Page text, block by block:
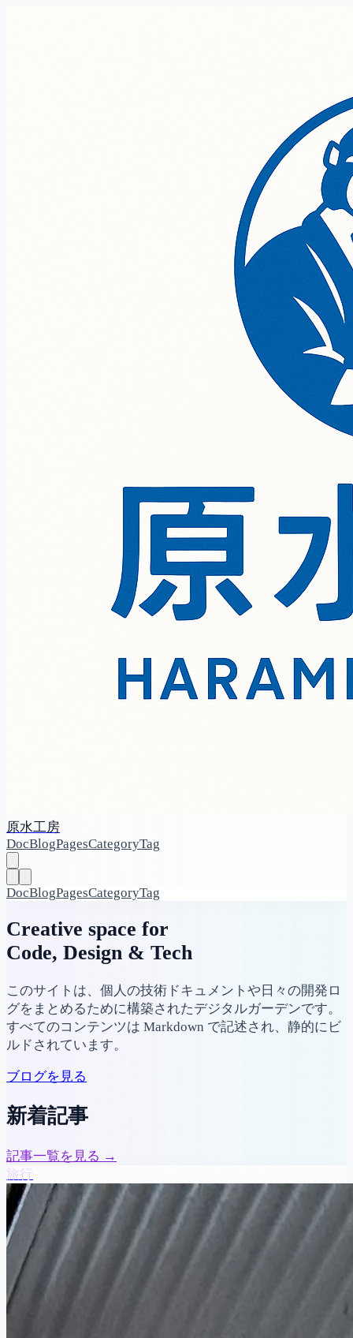
原水工房
DocBlogPagesCategoryTag
DocBlogPagesCategoryTag
Creative space for
Code, Design & Tech
このサイトは、個人の技術ドキュメントや日々の開発ロ
グをまとめるために構築されたデジタルガーデンです。
すべてのコンテンツは Markdown で記述され、静的にビ
ルドされています。
ブログを見る
新着記事
記事一覧を見る →
旅行